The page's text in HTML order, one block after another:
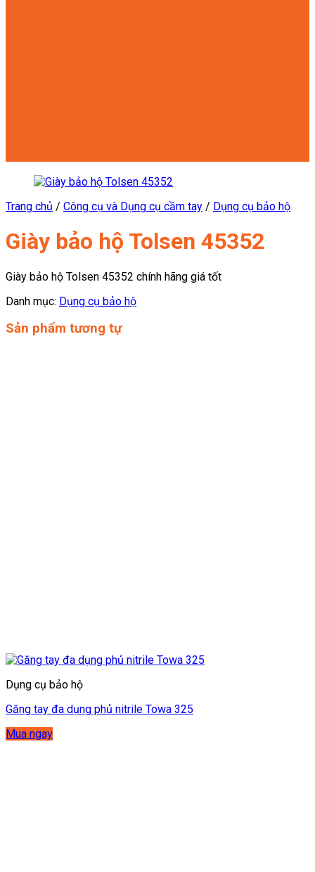
Trang chủ / Công cụ và Dụng cụ cầm tay / Dụng cụ bảo hộ
Giày bảo hộ Tolsen 45352
Giày bảo hộ Tolsen 45352 chính hãng giá tốt
Danh mục: Dụng cụ bảo hộ
Sản phẩm tương tự
Dụng cụ bảo hộ
Găng tay đa dụng phủ nitrile Towa 325
Mua ngay